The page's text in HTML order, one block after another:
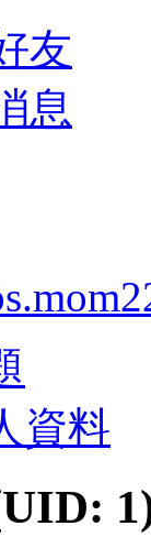
友
息
資料